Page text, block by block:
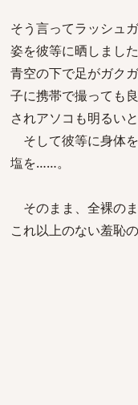
そう言ってラッシュ
姿を彼等に晒しまし
青空の下で足がガク
子に携帯で撮っても
されアソコも明るい
そして彼等に身体
塩を……。
そのまま、全裸の
これ以上のない羞恥